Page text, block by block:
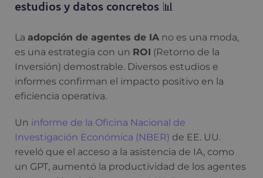
estudios y datos concretos 📊
La adopción de agentes de IA no es una moda,
es una estrategia con un ROI (Retorno de la
Inversión) demostrable. Diversos estudios e
informes confirman el impacto positivo en la
eficiencia operativa.
Un informe de la Oficina Nacional de
Investigación Económica (NBER) de EE. UU.
reveló que el acceso a la asistencia de IA, como
un GPT, aumentó la productividad de los agentes